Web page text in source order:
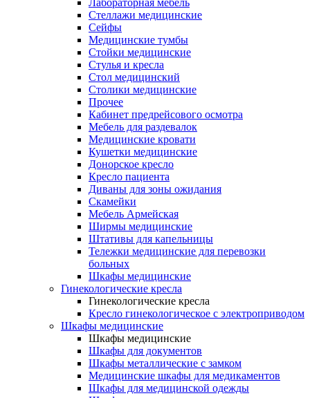
Лабораторная мебель
Стеллажи медицинские
Сейфы
Медицинские тумбы
Стойки медицинские
Cтулья и кресла
Стол медицинский
Столики медицинские
Прочее
Кабинет предрейсового осмотра
Мебель для раздевалок
Медицинские кровати
Кушетки медицинские
Донорское кресло
Кресло пациента
Диваны для зоны ожидания
Скамейки
Мебель Армейская
Ширмы медицинские
Штативы для капельницы
Тележки медицинские для перевозки
больных
Шкафы медицинские
Гинекологические кресла
Гинекологические кресла
Кресло гинекологическое с электроприводом
Шкафы медицинские
Шкафы медицинские
Шкафы для документов
Шкафы металлические с замком
Медицинские шкафы для медикаментов
Шкафы для медицинской одежды